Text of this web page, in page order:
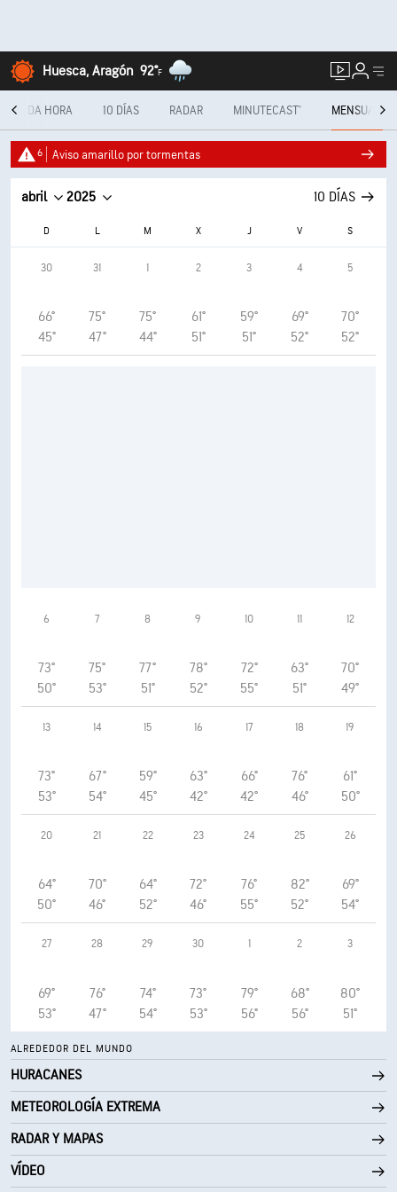
Huesca, Aragón 92°F
CADA HORA 10 DÍAS RADAR MINUTECAST® MENSUAL
6 Aviso amarillo por tormentas
abril 2025 10 DÍAS
D L M X J V S
30
66°
45°
31
75°
47°
1
75°
44°
2
61°
51°
3
59°
51°
4
69°
52°
5
70°
52°
6
73°
50°
7
75°
53°
8
77°
51°
9
78°
52°
10
72°
55°
11
63°
51°
12
70°
49°
13
73°
53°
14
67°
54°
15
59°
45°
16
63°
42°
17
66°
42°
18
76°
46°
19
61°
50°
20
64°
50°
21
70°
46°
22
64°
52°
23
72°
46°
24
76°
55°
25
82°
52°
26
69°
54°
27
69°
53°
28
76°
47°
29
74°
54°
30
73°
53°
1
79°
56°
2
68°
56°
3
80°
51°
ALREDEDOR DEL MUNDO
HURACANES
METEOROLOGÍA EXTREMA
RADAR Y MAPAS
VÍDEO